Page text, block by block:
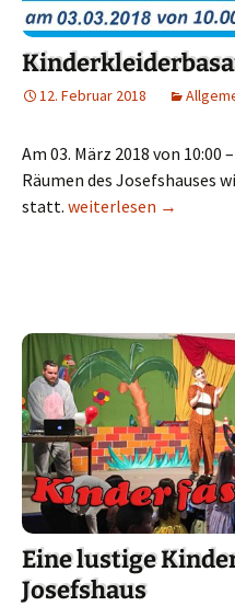
12. Februar 2018
Am 03. März 2018 von 10:00
Räumen des Josefshauses
statt. Kinderkleiderbasar
weiterlesen →
Eine lustige
Josefshaus